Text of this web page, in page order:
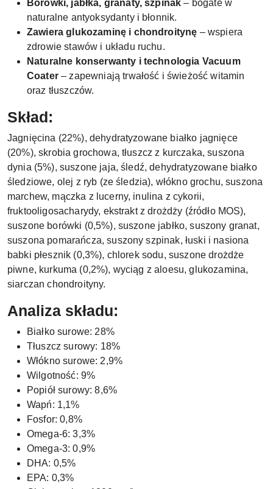
Borówki, jabłka, granaty, szpinak – bogate w
naturalne antyoksydanty i błonnik.
Zawiera glukozaminę i chondroitynę – wspiera
zdrowie stawów i układu ruchu.
Naturalne konserwanty i technologia Vacuum
Coater– zapewniają trwałość i świeżość witamin
oraz tłuszczów.
Skład:
Jagnięcina (22%), dehydratyzowane białko jagnięce
(20%), skrobia grochowa, tłuszcz z kurczaka, suszona
dynia (5%), suszone jaja, śledź, dehydratyzowane białko
śledziowe, olej z ryb (ze śledzia), włókno grochu, suszona
marchew, mączka z lucerny, inulina z cykorii,
fruktooligosacharydy, ekstrakt z drożdży (źródło MOS),
suszone borówki (0,5%), suszone jabłko, suszony granat,
suszona pomarańcza, suszony szpinak, łuski i nasiona
babki płesznik (0,3%), chlorek sodu, suszone drożdże
piwne, kurkuma (0,2%), wyciąg z aloesu, glukozamina,
siarczan chondroityny.
Analiza składu:
Białko surowe: 28%
Tłuszcz surowy: 18%
Włókno surowe: 2,9%
Wilgotność: 9%
Popiół surowy: 8,6%
Wapń: 1,1%
Fosfor: 0,8%
Omega-6: 3,3%
Omega-3: 0,9%
DHA: 0,5%
EPA: 0,3%